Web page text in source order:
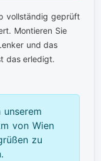
vollständig geprüft
Montieren Sie
und das
das erledigt.
von Wien
zu